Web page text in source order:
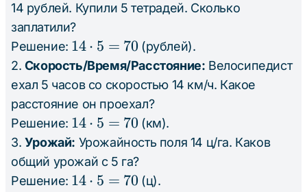
14 рублей. Купили 5 тетрадей. Сколько
заплатили?
Решение: 14
\cdot
5 =
70
14 ⋅ 5 = 70(рублей).
2. Скорость/Время/Расстояние: Велосипедист
ехал 5 часов со скоростью 14 км/ч. Какое
расстояние он проехал?
Решение: 14
\cdot
5 =
70
14 ⋅ 5 = 70(км).
3. Урожай: Урожайность поля 14 ц/га. Каков
общий урожай с 5 га?
Решение: 14
14 ⋅ 5 = 70(ц).